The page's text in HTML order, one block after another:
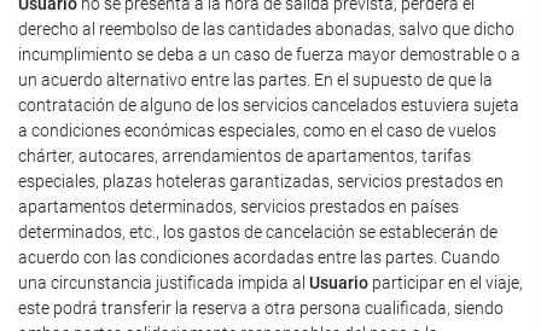
derecho al reembolso de las cantidades abonadas, salvo que dicho
incumplimiento se deba a un caso de fuerza mayor demostrable o a
un acuerdo alternativo entre las partes. En el supuesto de que la
contratación de alguno de los servicios cancelados estuviera sujeta
a condiciones económicas especiales, como en el caso de vuelos
chárter, autocares, arrendamientos de apartamentos, tarifas
especiales, plazas hoteleras garantizadas, servicios prestados en
apartamentos determinados, servicios prestados en países
determinados, etc., los gastos de cancelación se establecerán de
acuerdo con las condiciones acordadas entre las partes. Cuando
una circunstancia justificada impida al Usuario participar en el viaje,
este podrá transferir la reserva a otra persona cualificada, siendo